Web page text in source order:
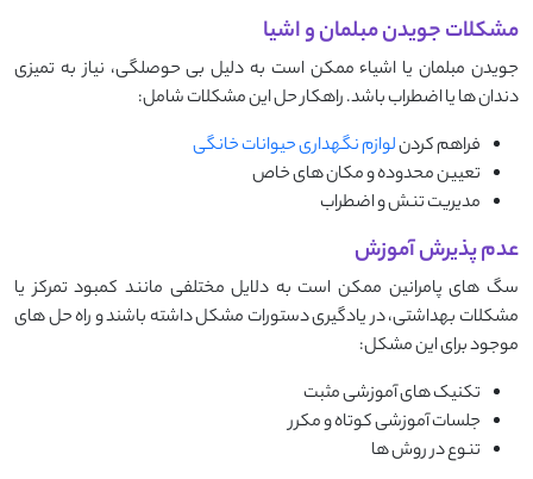
مشکلات جویدن مبلمان و اشیا
جویدن مبلمان یا اشیاء ممکن است به دلیل بی ‌حوصلگی، نیاز به تمیزی
دندان ‌ها یا اضطراب باشد. راهکار حل این مشکلات شامل:
فراهم کردنلوازم نگهداری حیوانات خانگی
تعیین محدوده و مکان های خاص
مدیریت تنش و اضطراب
عدم پذیرش آموزش
سگ‌ های پامرانین ممکن است به دلایل مختلفی مانند کمبود تمرکز یا
مشکلات بهداشتی، در یادگیری دستورات مشکل داشته باشند و راه حل های
موجود برای این مشکل:
تکنیک های آموزشی مثبت
جلسات آموزشی کوتاه و مکرر
تنوع در روش ها